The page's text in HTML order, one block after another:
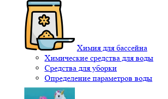
Химия для бассейна
Химические средства для воды
Средства для уборки
Определение параметров воды